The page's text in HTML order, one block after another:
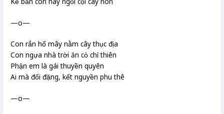
—o—
Con rắn hổ mây nằm cây thục địa
Con ngựa nhà trời ăn cỏ chỉ thiên
Phận em là gái thuyền quyên
Ai mà đối đặng, kết nguyền phu thê
—o—